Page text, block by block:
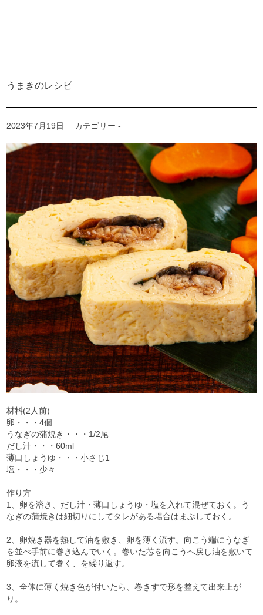
うまきのレシピ
2023年7月19日 カテゴリー -
材料(2人前)
卵・・・4個
うなぎの蒲焼き・・・1/2尾
だし汁・・・60ml
薄口しょうゆ・・・小さじ1
塩・・・少々
作り方
1、卵を溶き、だし汁・薄口しょうゆ・塩を入れて混ぜておく。う
なぎの蒲焼きは細切りにしてタレがある場合はまぶしておく。
2、卵焼き器を熱して油を敷き、卵を薄く流す。向こう端にうなぎ
を並べ手前に巻き込んでいく。巻いた芯を向こうへ戻し油を敷いて
卵液を流して巻く、を繰り返す。
3、全体に薄く焼き色が付いたら、巻きすで形を整えて出来上が
り。